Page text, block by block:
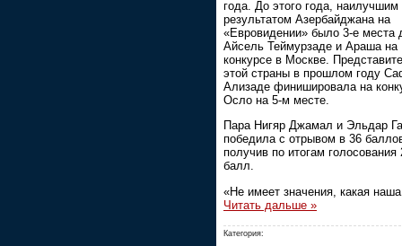
года. До этого года, наилучшим
результатом Азербайджана на
«Евровидении» было 3-е места
Айсель Теймурзаде и Араша на
конкурсе в Москве.
этой страны в прошлом году
Ализаде финишировала на
Осло на 5-м месте.
Пара Нигяр Джамал и Эльдар
победила с отрывом в 36
получив по итогам голосования
балл.
«Не имеет значения, какая
Читать дальше »
Категория: